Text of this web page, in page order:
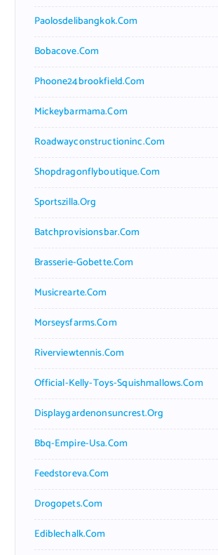
Paolosdelibangkok.com
Bobacove.com
Phoone24brookfield.com
Mickeybarmama.com
Roadwayconstructioninc.com
Shopdragonflyboutique.com
Sportszilla.org
Batchprovisionsbar.com
Brasserie-Gobette.com
Musicrearte.com
Morseysfarms.com
Riverviewtennis.com
Official-Kelly-Toys-Squishmallows.com
Displaygardenonsuncrest.org
Bbq-Empire-Usa.com
Feedstoreva.com
Drogopets.com
Ediblechalk.com